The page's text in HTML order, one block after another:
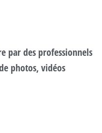
par des professionnels
photos, vidéos